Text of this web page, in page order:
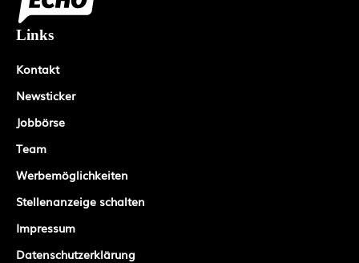
Links
Kontakt
Newsticker
Jobbörse
Team
Werbemöglichkeiten
Stellenanzeige schalten
Impressum
Datenschutzerklärung